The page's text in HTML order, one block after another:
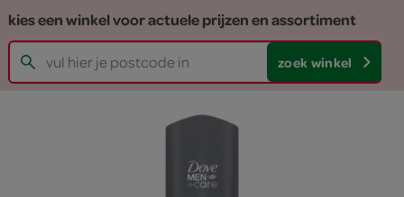
kies een winkel voor actuele prijzen en assortiment
zoek winkel